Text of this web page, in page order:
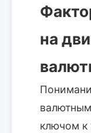
на
ключом к